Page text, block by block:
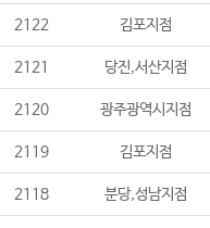
2122 김포지점
2121 당진,서산지점
2120 광주광역시지점
2119 김포지점
2118 분당,성남지점